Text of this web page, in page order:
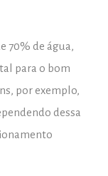
70% de água,
para o bom
por exemplo,
dessa